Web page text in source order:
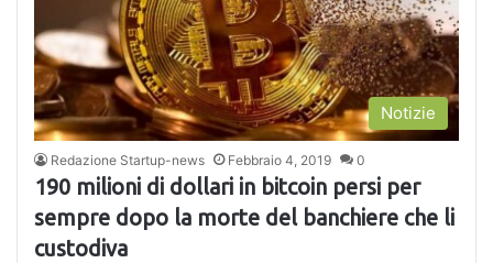
Notizie
Redazione Startup-news Febbraio 4, 2019 0
190 milioni di dollari in bitcoin persi per
sempre dopo la morte del banchiere che li
custodiva